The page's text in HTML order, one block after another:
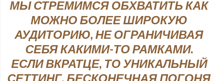
МЫ СТРЕМИМСЯ ОБХВАТИТЬ КАК
МОЖНО БОЛЕЕ ШИРОКУЮ
АУДИТОРИЮ, НЕ ОГРАНИЧИВАЯ
СЕБЯ КАКИМИ-ТО РАМКАМИ.
ЕСЛИ ВКРАТЦЕ, ТО УНИКАЛЬНЫЙ
СЕТТИНГ, БЕСКОНЕЧНАЯ ПОГОНЯ